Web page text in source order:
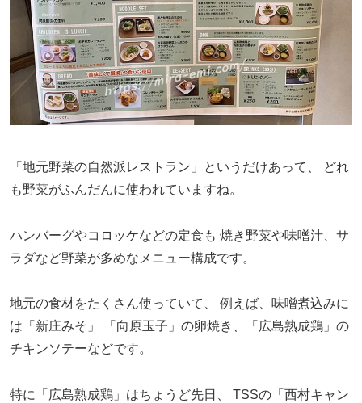
「地元野菜の自然派レストラン」というだけあって、
どれ
も野菜がふんだんに使われていますね。
ハンバーグやコロッケなどの定食も 焼き野菜や味噌汁、サ
ラダなど野菜が多めなメニュー構成です。
地元の食材をたくさん使っていて、
例えば、味噌煮込みに
は「新庄みそ」
「向原玉子」の卵焼き、「広島熟成鶏」の
チキンソテーなどです。
特に「広島熟成鶏」はちょうど先日、
TSSの「西村キャン